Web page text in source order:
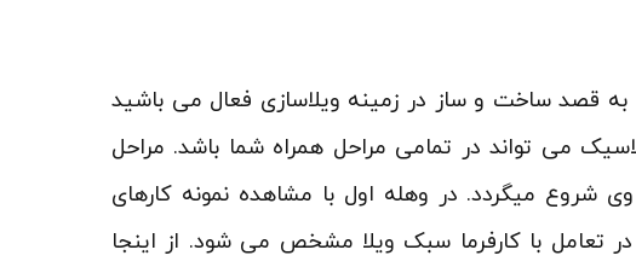
قصد ساخت و ساز در زمینه ویلاسازی فعال می باشید
می تواند در تمامی مراحل همراه شما باشد. مراحل
شروع میگردد. در وهله اول با مشاهده نمونه کارهای
تعامل با کارفرما سبک ویلا مشخص می شود. از اینجا